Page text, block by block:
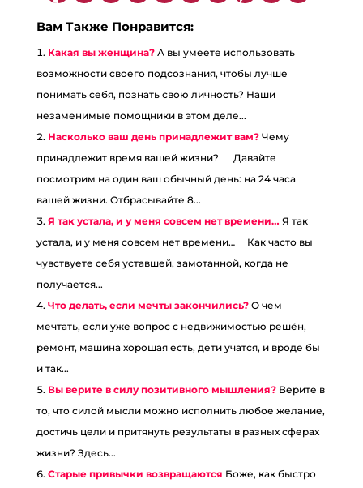
Вам Также Понравится:
Какая вы женщина? А вы умеете использовать
возможности своего подсознания, чтобы лучше
понимать себя, познать свою личность? Наши
незаменимые помощники в этом деле...
Насколько ваш день принадлежит вам? Чему
принадлежит время вашей жизни? ⠀ Давайте
посмотрим на один ваш обычный день: на 24 часа
вашей жизни. Отбрасывайте 8...
Я так устала, и у меня совсем нет времени… Я так
устала, и у меня совсем нет времени… ⠀ Как часто вы
чувствуете себя уставшей, замотанной, когда не
получается...
Что делать, если мечты закончились? О чем
мечтать, если уже вопрос с недвижимостью решён,
ремонт, машина хорошая есть, дети учатся, и вроде бы
и так...
Вы верите в силу позитивного мышления? Верите в
то, что силой мысли можно исполнить любое желание,
достичь цели и притянуть результаты в разных сферах
жизни? Здесь...
Старые привычки возвращаются Боже, как быстро